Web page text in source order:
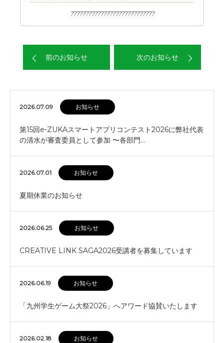
????????????????????????????
前のお知らせ 次のお知らせ
2026.07.09 お知らせ
第15回e-ZUKAスマートアプリコンテスト2026に弊社代表
の清水が審査委員として参加 〜各部門…
2026.07.01 お知らせ
夏期休業のお知らせ
2026.06.25 お知らせ
CREATIVE LINK SAGA2026受講者を募集しています
2026.06.19 お知らせ
「九州学生ゲーム大祭2026」へアワード協賛いたします
2026.02.18 お知らせ